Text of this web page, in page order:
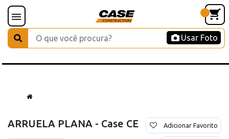
Usar Foto
ARRUELA PLANA - Case CE Adicionar Favorito